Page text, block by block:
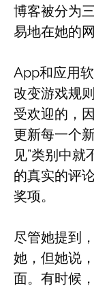
博客被分为
易地在她的
App和应用
改变游戏规
受欢迎的，
更新每一个
见”类别中就
的真实的评
奖项。
尽管她提到
她，但她说
面。有时候